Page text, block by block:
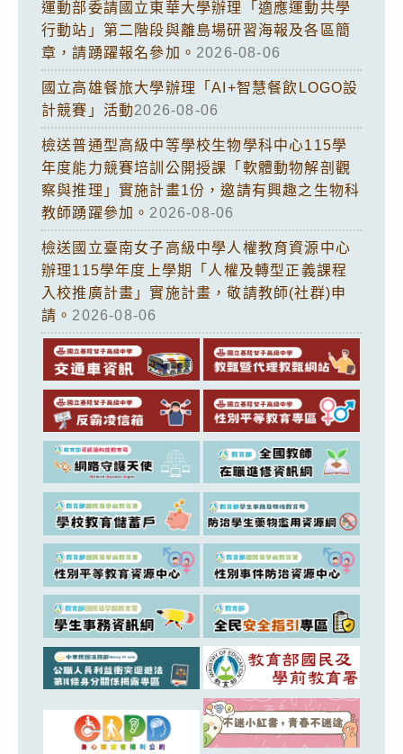
運動部委請國立東華大學辦理「適應運動共學
行動站」第二階段與離島場研習海報及各區簡
章，請踴躍報名參加。 2026-08-06
國立高雄餐旅大學辦理「AI+智慧餐飲LOGO設
計競賽」活動2026-08-06
檢送普通型高級中等學校生物學科中心115學
年度能力競賽培訓公開授課「軟體動物解剖觀
察與推理」實施計畫1份，邀請有興趣之生物科
教師踴躍參加。 2026-08-06
檢送國立臺南女子高級中學人權教育資源中心
辦理115學年度上學期「人權及轉型正義課程
入校推廣計畫」實施計畫，敬請教師(社群)申
請。 2026-08-06